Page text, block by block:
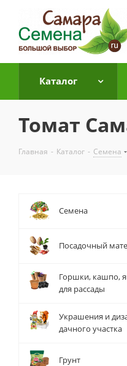
Каталог
Томат
Главная - Каталог - Семена
Семена
Посадочный
Горшки, кашпо,
для рассады
Украшения и
дачного участка
Грунт